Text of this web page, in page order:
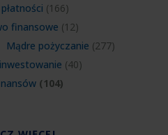
(166)
finansowe (12)
Mądre pożyczanie (277)
(40)
(104)